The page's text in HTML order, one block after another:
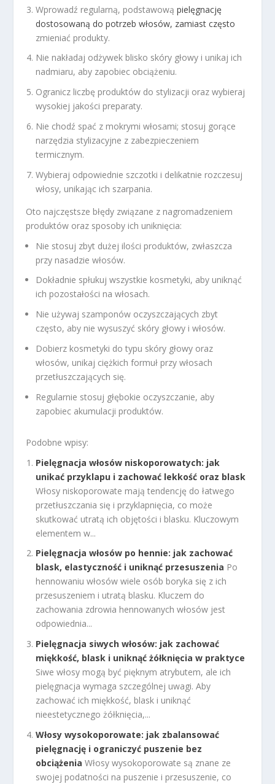
Wprowadź regularną, podstawowąpielęgnację
dostosowaną do potrzeb włosów, zamiast często
zmieniać produkty.
Nie nakładaj odżywek blisko skóry głowy i unikaj ich
nadmiaru, aby zapobiec obciążeniu.
Ogranicz liczbę produktów do stylizacji oraz wybieraj
wysokiej jakości preparaty.
Nie chodź spać z mokrymi włosami; stosuj gorące
narzędzia stylizacyjne z zabezpieczeniem
termicznym.
Wybieraj odpowiednie szczotki i delikatnie rozczesuj
włosy, unikając ich szarpania.
Oto najczęstsze błędy związane z nagromadzeniem
produktów oraz sposoby ich uniknięcia:
Nie stosuj zbyt dużej ilości produktów, zwłaszcza
przy nasadzie włosów.
Dokładnie spłukuj wszystkie kosmetyki, aby uniknąć
ich pozostałości na włosach.
Nie używaj szamponów oczyszczających zbyt
często, aby nie wysuszyć skóry głowy i włosów.
Dobierz kosmetyki do typu skóry głowy oraz
włosów, unikaj ciężkich formuł przy włosach
przetłuszczających się.
Regularnie stosuj głębokie oczyszczanie, aby
zapobiec akumulacji produktów.
Podobne wpisy:
Pielęgnacja włosów niskoporowatych: jak
unikać przyklapu i zachować lekkość oraz blask
Włosy niskoporowate mają tendencję do łatwego
przetłuszczania się i przyklapnięcia, co może
skutkować utratą ich objętości i blasku. Kluczowym
elementem w...
Pielęgnacja włosów po hennie: jak zachować
blask, elastyczność i uniknąć przesuszenia Po
hennowaniu włosów wiele osób boryka się z ich
przesuszeniem i utratą blasku. Kluczem do
zachowania zdrowia hennowanych włosów jest
odpowiednia...
Pielęgnacja siwych włosów: jak zachować
miękkość, blask i uniknąć żółknięcia w praktyce
Siwe włosy mogą być pięknym atrybutem, ale ich
pielęgnacja wymaga szczególnej uwagi. Aby
zachować ich miękkość, blask i uniknąć
nieestetycznego żółknięcia,...
Włosy wysokoporowate: jak zbalansować
pielęgnację i ograniczyć puszenie bez
obciążenia Włosy wysokoporowate są znane ze
swojej podatności na puszenie i przesuszenie, co